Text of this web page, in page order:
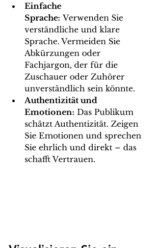
Einfache
Sprache: Verwenden Sie
verständliche und klare
Sprache. Vermeiden Sie
Abkürzungen oder
Fachjargon, der für die
Zuschauer oder Zuhörer
unverständlich sein könnte.
Authentizität und
Emotionen: Das Publikum
schätzt Authentizität. Zeigen
Sie Emotionen und sprechen
Sie ehrlich und direkt – das
schafft Vertrauen.